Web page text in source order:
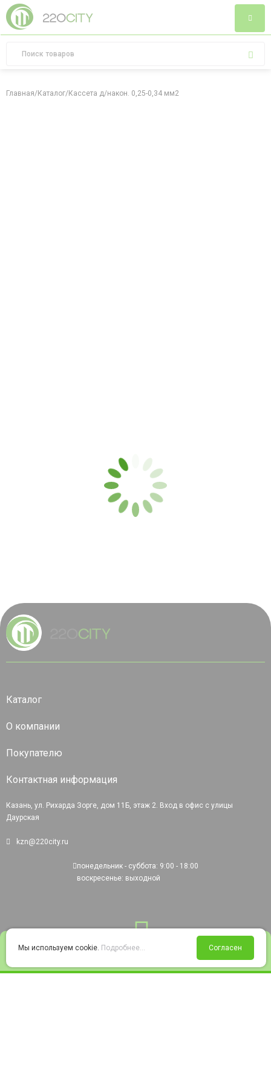
Войти Избранное Корзина
Главная/Каталог/Кассета д/након. 0,25-0,34 мм2
Каталог
О компании
Покупателю
Контактная информация
Казань, ул. Рихарда Зорге, дом 11Б, этаж 2. Вход в офис с улицы
Даурская
kzn@220city.ru
понедельник - суббота: 9:00 - 18:00
воскресенье: выходной
Мы используем cookie. Подробнее... Согласен